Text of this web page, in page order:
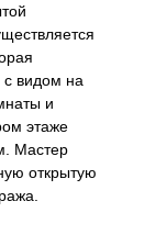
видом на
и
этаже
Мастер
открытую